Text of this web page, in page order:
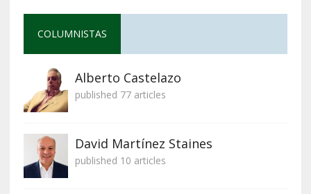
COLUMNISTAS
Alberto Castelazo
published 77 articles
David Martínez Staines
published 10 articles